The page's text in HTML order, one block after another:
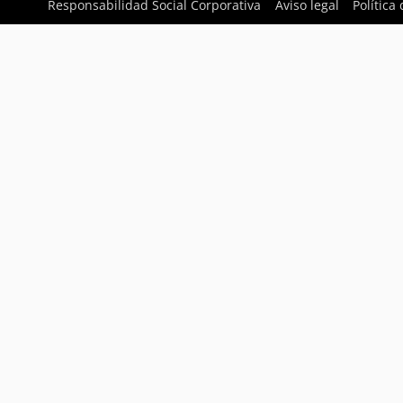
Responsabilidad Social Corporativa Aviso legal Política